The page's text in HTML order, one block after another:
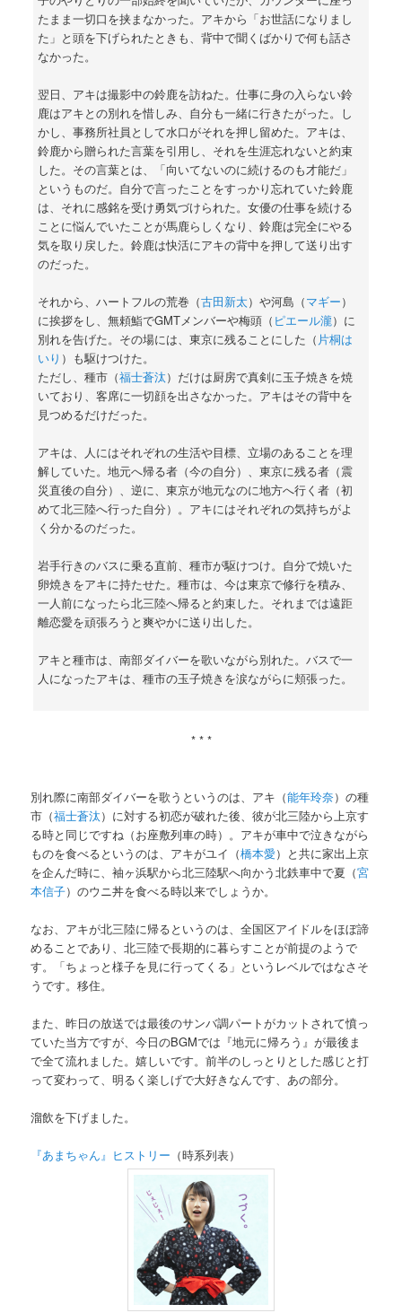
たまま一切口を挟まなかった。アキから「お世話になりまし
た」と頭を下げられたときも、背中で聞くばかりで何も話さ
なかった。
翌日、アキは撮影中の鈴鹿を訪ねた。仕事に身の入らない鈴
鹿はアキとの別れを惜しみ、自分も一緒に行きたがった。し
かし、事務所社員として水口がそれを押し留めた。アキは、
鈴鹿から贈られた言葉を引用し、それを生涯忘れないと約束
した。その言葉とは、「向いてないのに続けるのも才能だ」
というものだ。自分で言ったことをすっかり忘れていた鈴鹿
は、それに感銘を受け勇気づけられた。女優の仕事を続ける
ことに悩んでいたことが馬鹿らしくなり、鈴鹿は完全にやる
気を取り戻した。鈴鹿は快活にアキの背中を押して送り出す
のだった。
それから、ハートフルの荒巻（古田新太）や河島（マギー）
に挨拶をし、無頼鮨でGMTメンバーや梅頭（ ピエール瀧）に
別れを告げた。その場には、東京に残ることにした（ 片桐は
いり ）も駆けつけた。
ただし、種市（福士蒼汰）だけは厨房で真剣に玉子焼きを焼
いており、客席に一切顔を出さなかった。アキはその背中を
見つめるだけだった。
アキは、人にはそれぞれの生活や目標、立場のあることを理
解していた。地元へ帰る者（今の自分）、東京に残る者（震
災直後の自分）、逆に、東京が地元なのに地方へ行く者（初
めて北三陸へ行った自分）。アキにはそれぞれの気持ちがよ
く分かるのだった。
岩手行きのバスに乗る直前、種市が駆けつけ。自分で焼いた
卵焼きをアキに持たせた。種市は、今は東京で修行を積み、
一人前になったら北三陸へ帰ると約束した。それまでは遠距
離恋愛を頑張ろうと爽やかに送り出した。
アキと種市は、南部ダイバーを歌いながら別れた。バスで一
人になったアキは、種市の玉子焼きを涙ながらに頬張った。
* * *
別れ際に南部ダイバーを歌うというのは、アキ（能年玲奈）の種
市（福士蒼汰）に対する初恋が破れた後、彼が北三陸から上京す
る時と同じですね（お座敷列車の時）。アキが車中で泣きながら
ものを食べるというのは、アキがユイ（橋本愛）と共に家出上京
を企んだ時に、袖ヶ浜駅から北三陸駅へ向かう北鉄車中で夏（宮
本信子）のウニ丼を食べる時以来でしょうか。
なお、アキが北三陸に帰るというのは、全国区アイドルをほぼ諦
めることであり、北三陸で長期的に暮らすことが前提のようで
す。「ちょっと様子を見に行ってくる」というレベルではなさそ
うです。移住。
また、昨日の放送では最後のサンバ調パートがカットされて憤っ
ていた当方ですが、今日のBGMでは『地元に帰ろう』が最後ま
で全て流れました。嬉しいです。前半のしっとりとした感じと打
って変わって、明るく楽しげで大好きなんです、あの部分。
溜飲を下げました。
『あまちゃん』ヒストリー （時系列表）